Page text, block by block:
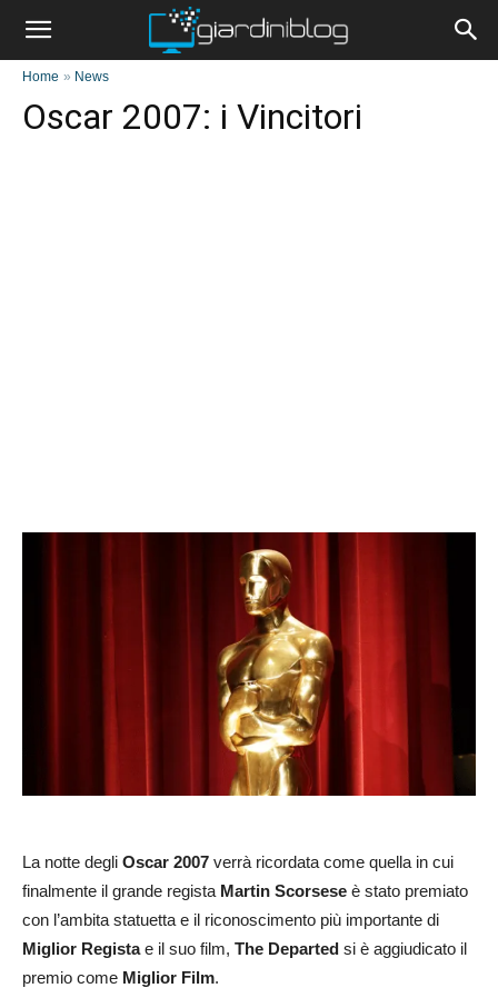
Home » News
Oscar 2007: i Vincitori
La notte degli Oscar 2007 verrà ricordata come quella in cui
finalmente il grande regista Martin Scorsese è stato premiato
con l’ambita statuetta e il riconoscimento più importante di
Miglior Registae il suo film, The Departed si è aggiudicato il
premio come Miglior Film.